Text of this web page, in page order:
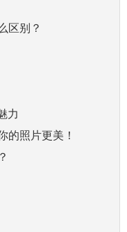
区别？
力
的照片更美！